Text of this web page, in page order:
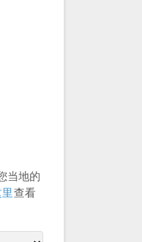
当地的
查看